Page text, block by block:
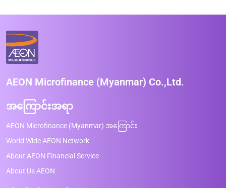
AEON Microfinance (Myanmar) Co.,Ltd.
အကြောင်းအရာ
AEON Microfinance (Myanmar) အကြောင်း
World Wide AEON Network
About AEON Financial Service
About Us AEON